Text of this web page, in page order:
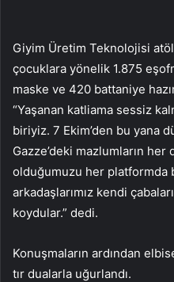
Giyim Üretim Teknolojisi
çocuklara yönelik 1.875
maske ve 420 battaniye
“Yaşanan katliama sessiz
biriyiz. 7 Ekim’den bu yana
Gazze’deki mazlumların her
olduğumuzu her platformda
arkadaşlarımız kendi
koydular.” dedi.
Konuşmaların ardından
tır dualarla uğurlandı.